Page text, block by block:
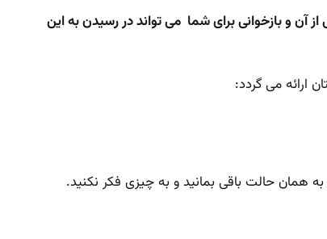
از آن و بازخوانی برای شما می تواند در رسیدن به این
ارائه می گردد:
همان حالت باقی بمانید و به چیزی فکر نکنید.